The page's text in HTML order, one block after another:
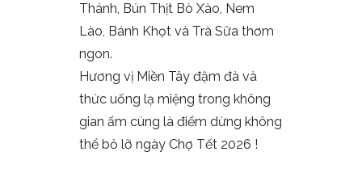
Thánh, Bún Thịt Bò Xào, Nem
Lào, Bánh Khọt và Trà Sữa thơm
ngon.
Hương vị Miền Tây đậm đà và
thức uống lạ miệng trong không
gian ấm cúng là điểm dừng không
thể bỏ lỡ ngày Chợ Tết 2026 !